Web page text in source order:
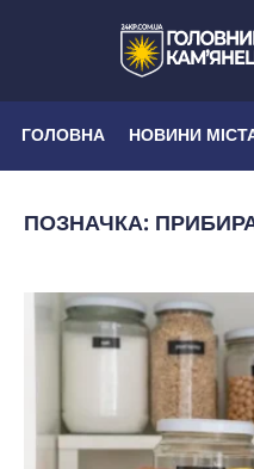
ГОЛОВНА НОВИНИ
ПОЗНАЧКА: